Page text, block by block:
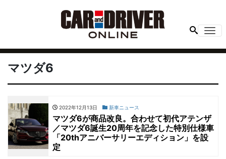
マツダ6
2022年12月13日 新車ニュース
マツダ6が商品改良。合わせて初代アテンザ
／マツダ6誕生20周年を記念した特別仕様車
「20thアニバーサリーエディション」を設
定